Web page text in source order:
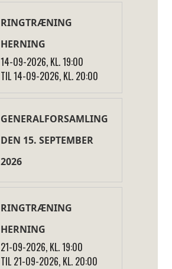
RINGTRÆNING
HERNING
14-09-2026, KL. 19:00
TIL 14-09-2026, KL. 20:00
GENERALFORSAMLING
DEN 15. SEPTEMBER
2026
RINGTRÆNING
HERNING
21-09-2026, KL. 19:00
TIL 21-09-2026, KL. 20:00